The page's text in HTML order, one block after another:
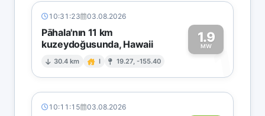
10:31:23 03.08.2026
Pāhala'nın 11 km
kuzeydoğusunda, Hawaii
30.4 km I 19.27, -155.40
1.9
MW1
10:11:15 03.08.2026